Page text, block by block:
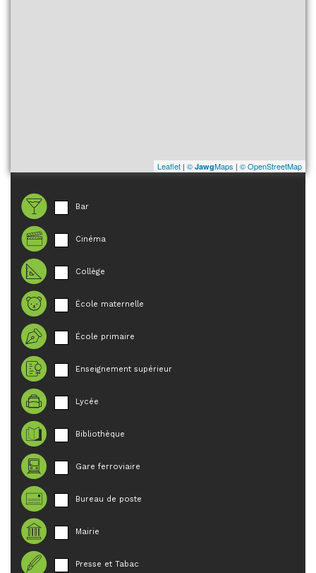
Leaflet | © JawgMaps | © OpenStreetMap
Bar
Cinéma
Collège
École maternelle
École primaire
Enseignement supérieur
Lycée
Bibliothèque
Gare ferroviaire
Bureau de poste
Mairie
Presse et Tabac